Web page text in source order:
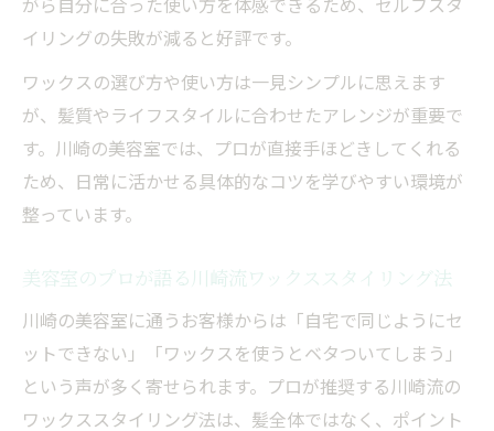
イリングの失敗が減ると好評です。
ワックスの選び方や使い方は一見シンプルに思えます
が、髪質やライフスタイルに合わせたアレンジが重要で
す。川崎の美容室では、プロが直接手ほどきしてくれる
ため、日常に活かせる具体的なコツを学びやすい環境が
整っています。
美容室のプロが語る川崎流ワックススタイリング法
川崎の美容室に通うお客様からは「自宅で同じようにセ
ットできない」「ワックスを使うとベタついてしまう」
という声が多く寄せられます。プロが推奨する川崎流の
ワックススタイリング法は、髪全体ではなく、ポイント